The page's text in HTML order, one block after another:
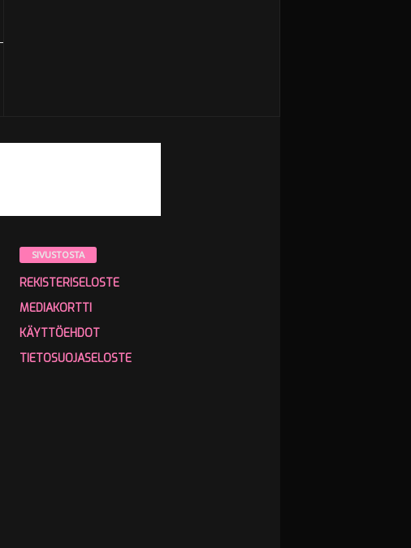
SIVUSTOSTA
REKISTERISELOSTE
MEDIAKORTTI
KÄYTTÖEHDOT
TIETOSUOJASELOSTE